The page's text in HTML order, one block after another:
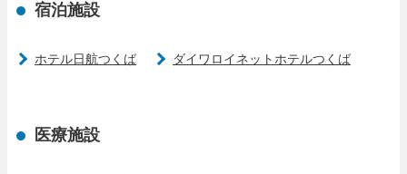
宿泊施設
ホテル日航つくば ダイワロイネットホテルつくば
医療施設